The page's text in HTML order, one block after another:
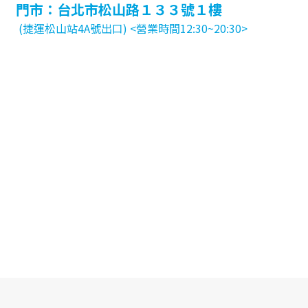
門市：台北市松山路１３３號１樓
(捷運松山站4A號出口) <營業時間12:30~20:30>